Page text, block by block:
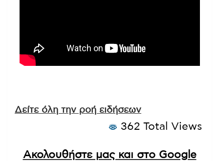
Δείτε όλη την ροή ειδήσεων
362 Total Views
Ακολουθήστε μας και στο Google